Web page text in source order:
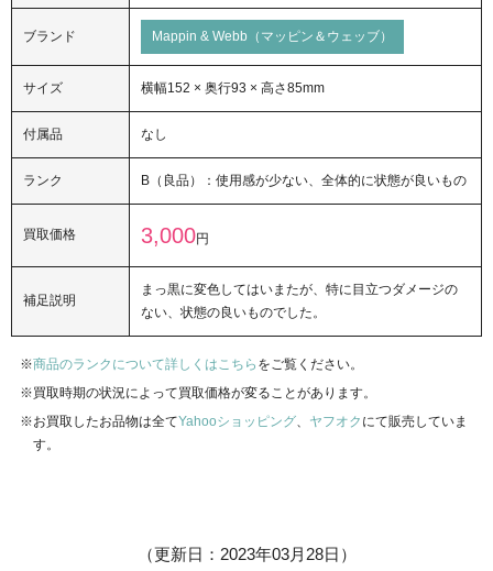
ブランド Mappin & Webb（マッピン＆ウェッブ）
サイズ 横幅152 × 奥行93 × 高さ85mm
付属品 なし
ランク B（良品）：使用感が少ない、全体的に状態が良いもの
買取価格 3,000円
補足説明
まっ黒に変色してはいまたが、特に目立つダメージの
ない、状態の良いものでした。
商品のランクについて詳しくはこちら をご覧ください。
買取時期の状況によって買取価格が変ることがあります。
お買取したお品物は全てYahooショッピング、 ヤフオク にて販売していま
す。
（更新日：2023年03月28日）